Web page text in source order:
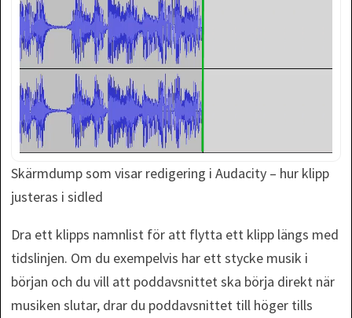
Skärmdump som visar redigering i Audacity – hur klipp
justeras i sidled
Dra ett klipps namnlist för att flytta ett klipp längs med
tidslinjen. Om du exempelvis har ett stycke musik i
början och du vill att poddavsnittet ska börja direkt när
musiken slutar, drar du poddavsnittet till höger tills